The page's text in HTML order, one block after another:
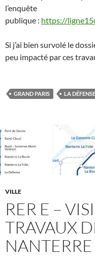
l’enquête
publique : https://
Si j’ai bien survolé le
peu impacté par ces
GRAND PARIS LA DÉFENSE
VILLE
RER E –
TRAVAUX
NANTERRE